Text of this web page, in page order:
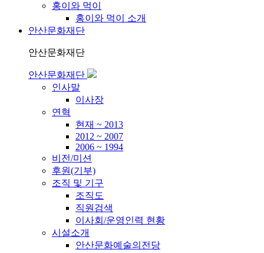
홍이와 먹이
홍이와 먹이 소개
안산문화재단
안산문화재단
안산문화재단
인사말
이사장
연혁
현재 ~ 2013
2012 ~ 2007
2006 ~ 1994
비전/미션
후원(기부)
조직 및 기구
조직도
직원검색
이사회/운영인력 현황
시설소개
안산문화예술의전당